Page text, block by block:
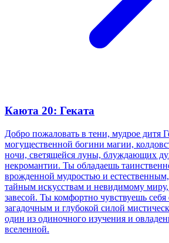
Каюта 20: Геката
Добро пожаловать в тени, мудрое дитя
могущественной богини магии,
ночи, светящейся луны, блуждающих
некромантии. Ты обладаешь
врожденной мудростью и
тайным искусствам и невидимому
завесой. Ты комфортно чувствуешь себя
загадочным и глубокой силой
один из одиночного изучения и
вселенной.